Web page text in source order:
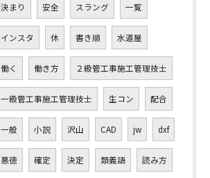
決まり 安全 スラング 一覧
インスタ 休 書き順 水道屋
働く 働き方 ２級管工事施工管理技士
一級管工事施工管理技士 生コン 配合
一般 小説 沢山 CAD jw dxf
悪徳 確定 決定 類義語 読み方